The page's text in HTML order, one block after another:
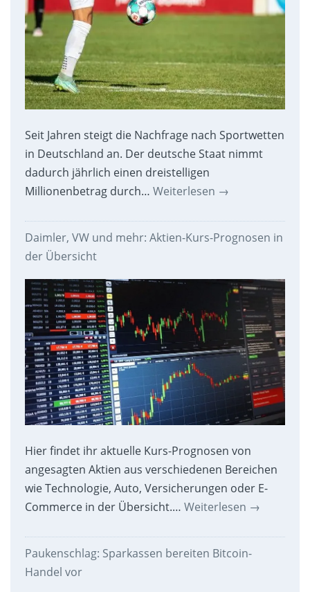
Seit Jahren steigt die Nachfrage nach Sportwetten
in Deutschland an. Der deutsche Staat nimmt
dadurch jährlich einen dreistelligen
Millionenbetrag durch… Weiterlesen →
Daimler, VW und mehr: Aktien-Kurs-Prognosen in
der Übersicht
Hier findet ihr aktuelle Kurs-Prognosen von
angesagten Aktien aus verschiedenen Bereichen
wie Technologie, Auto, Versicherungen oder E-
Commerce in der Übersicht.… Weiterlesen →
Paukenschlag: Sparkassen bereiten Bitcoin-
Handel vor